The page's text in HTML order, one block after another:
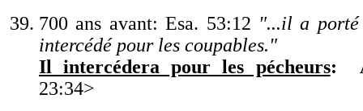
700 ans avant: Esa. 53:12 "...il a porté
intercédé pour les coupables."
Il intercédera pour les pécheurs:
23:34>